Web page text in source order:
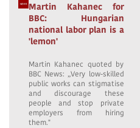
Martin Kahanec for
BBC: Hungarian
national labor plan is a
'lemon'
Martin Kahanec quoted by
BBC News: „Very low-skilled
public works can stigmatise
and discourage these
people and stop private
employers from hiring
them."